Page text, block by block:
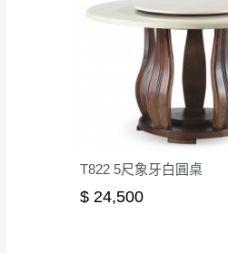
T822 5尺象牙白圓桌
$ 24,500